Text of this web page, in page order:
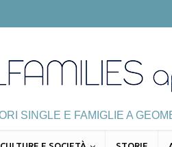
SINGLE E FAMIGLIE A